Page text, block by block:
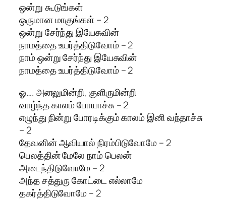
ஒன்று கூடுங்கள்
ஒருமான மாகுங்கள் – 2
ஒன்று சேர்ந்து இயேசுவின்
நாமத்தை உயர்த்திடுவோம் – 2
நாம் ஒன்று சேர்ந்து இயேசுவின்
நாமத்தை உயர்த்திடுவோம் – 2
ஓ…. அனலுமின்றி, குளிருமின்றி
வாழ்ந்த காலம் போயாச்சு – 2
எழுந்து நின்று போரடிக்கும் காலம் இனி வந்தாச்சு
– 2
தேவனின் ஆவியால் நிரம்பிடுவோமே – 2
பெலத்தின் மேலே நாம் பெலன்
அடைந்திடுவோமே – 2
அந்த சத்துரு கோட்டை எல்லாமே
தகர்த்திடுவோமே – 2